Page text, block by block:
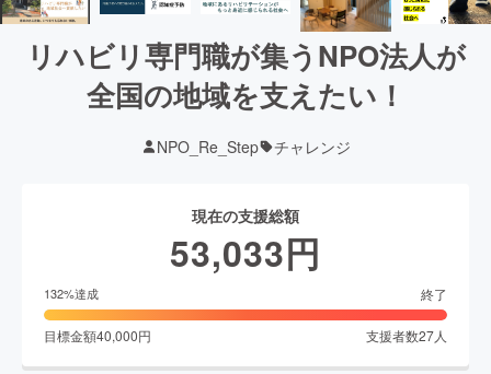
リハビリ専門職が集うNPO法人が
全国の地域を支えたい！
NPO_Re_Step チャレンジ
現在の支援総額
53,033円
132%達成 終了
目標金額40,000円 支援者数27人